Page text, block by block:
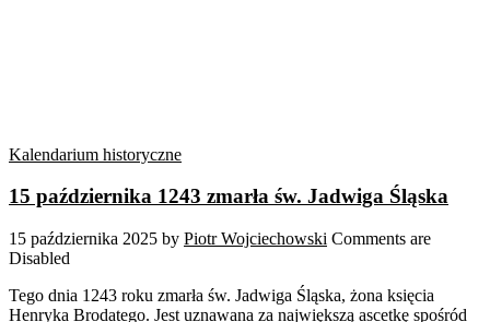
Kalendarium historyczne
15 października 1243 zmarła św. Jadwiga Śląska
15 października 2025 by Piotr Wojciechowski Comments are
Disabled
Tego dnia 1243 roku zmarła św. Jadwiga Śląska, żona księcia
Henryka Brodatego. Jest uznawana za największą ascetkę spośród